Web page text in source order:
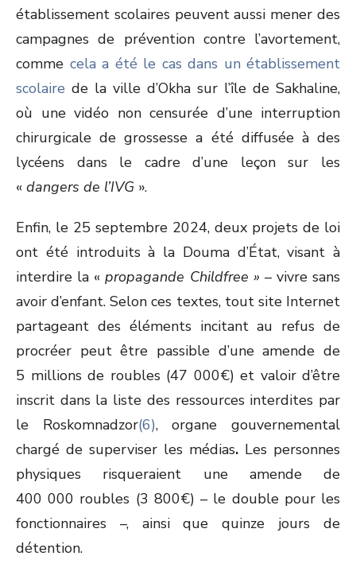
établissement scolaires peuvent aussi mener des
campagnes de prévention contre l’avortement,
comme cela a été le cas dans un établissement
scolaire de la ville d’Okha sur l’île de Sakhaline,
où une vidéo non censurée d’une interruption
chirurgicale de grossesse a été diffusée à des
lycéens dans le cadre d’une leçon sur les
« dangers de l’IVG ».
Enfin, le 25 septembre 2024, deux projets de loi
ont été introduits à la Douma d’État, visant à
interdire la «propagande Childfree » – vivre sans
avoir d’enfant. Selon ces textes, tout site Internet
partageant des éléments incitant au refus de
procréer peut être passible d’une amende de
5 millions de roubles (47 000€) et valoir d’être
inscrit dans la liste des ressources interdites par
le Roskomnadzor(6), organe gouvernemental
chargé de superviser les médias. Les personnes
physiques risqueraient une amende de
400 000 roubles (3 800€) – le double pour les
fonctionnaires –, ainsi que quinze jours de
détention.